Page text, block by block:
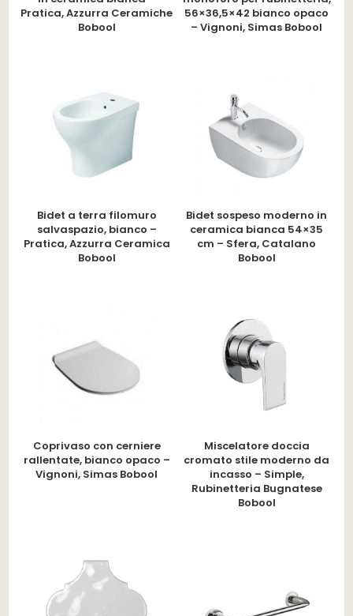
Pratica, Azzurra Ceramiche
Bobool
56×36,5×42 bianco opaco
– Vignoni, Simas Bobool
Bidet a terra filomuro
salvaspazio, bianco –
Pratica, Azzurra Ceramica
Bobool
Bidet sospeso moderno in
ceramica bianca 54×35
cm – Sfera, Catalano
Bobool
Coprivaso con cerniere
rallentate, bianco opaco –
Vignoni, Simas Bobool
Miscelatore doccia
cromato stile moderno da
incasso – Simple,
Rubinetteria Bugnatese
Bobool